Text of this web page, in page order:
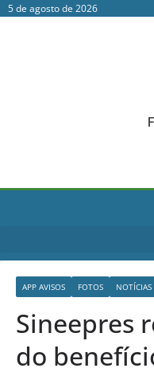
5 de agosto de 2026
APP AVISOS FOTOS NOTÍCIAS
Sineepres
do